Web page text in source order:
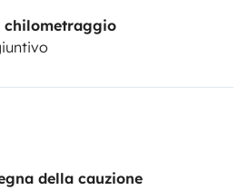
chilometraggio
della cauzione